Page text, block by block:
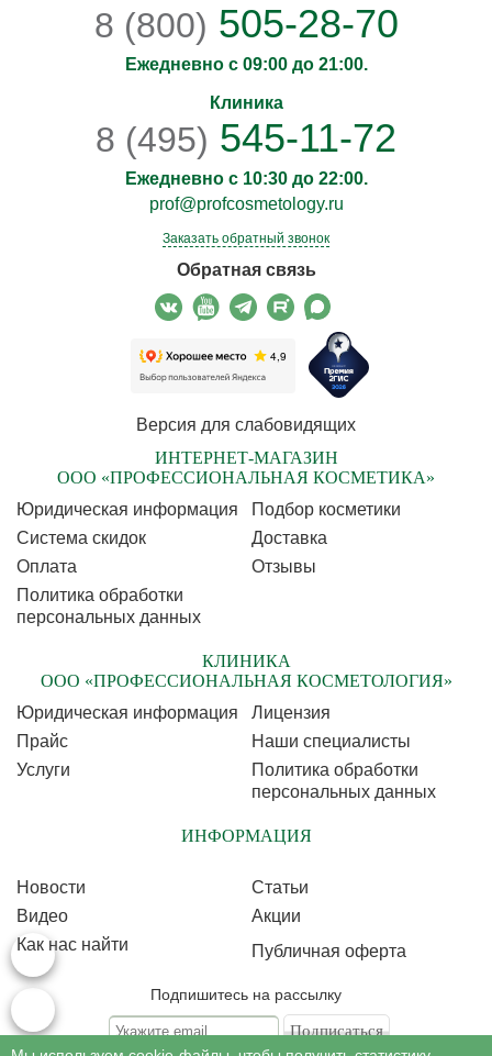
8 (800) 505-28-70
Ежедневно с 09:00 до 21:00.
Клиника
8 (495) 545-11-72
Ежедневно с 10:30 до 22:00.
prof@profcosmetology.ru
Заказать обратный звонок
Обратная связь
Версия для слабовидящих
ИНТЕРНЕТ-МАГАЗИН
ООО «ПРОФЕССИОНАЛЬНАЯ КОСМЕТИКА»
Юридическая информация
Подбор косметики
Cистема скидок
Доставка
Оплата
Отзывы
Политика обработки
персональных данных
КЛИНИКА
ООО «ПРОФЕССИОНАЛЬНАЯ КОСМЕТОЛОГИЯ»
Юридическая информация
Лицензия
Прайс
Наши специалисты
Услуги
Политика обработки
персональных данных
ИНФОРМАЦИЯ
Новости
Статьи
Видео
Акции
Как нас найти
Публичная оферта
Подпишитесь на рассылку